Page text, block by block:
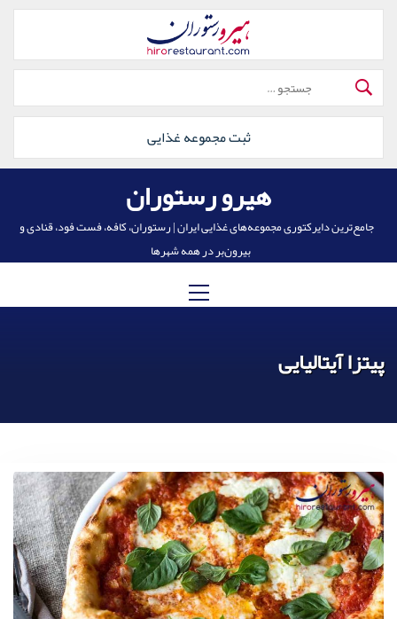
پرش
محتوا
جستجو
برای:
ثبت مجموعه غذایی
هیرو رستوران
جامع‌ترین دایرکتوری مجموعه‌های غذایی ایران | رستوران، کافه، فست فود، قنادی و
بیرون‌بر در همه شهرها
اصلی
پیتزا آیتالیایی